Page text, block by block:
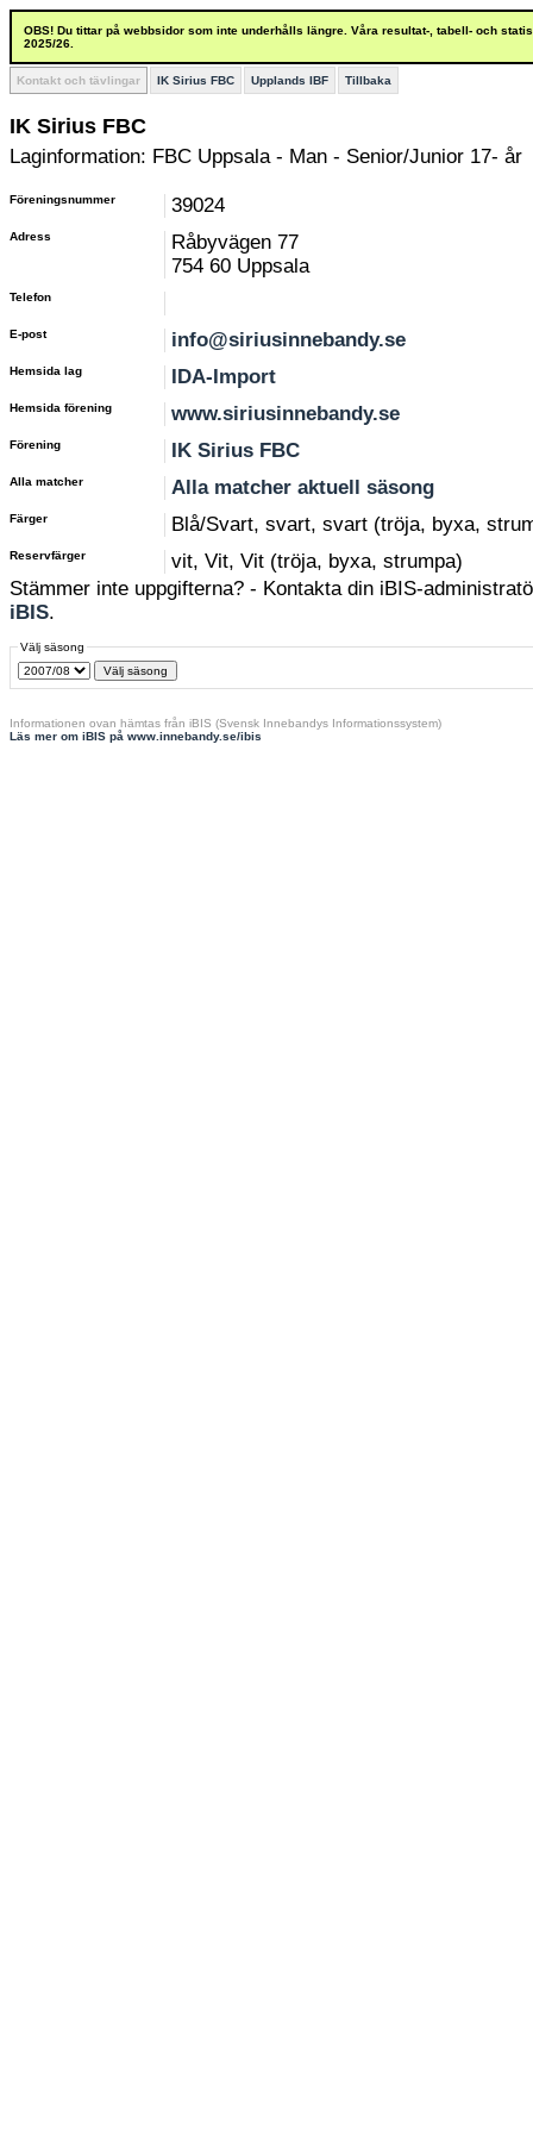
OBS! Du tittar på webbsidor som inte underhålls längre. Våra resultat-, tabell- och
2025/26.
Kontakt och tävlingar IK Sirius FBC Upplands IBF Tillbaka
IK Sirius FBC
Laginformation: FBC Uppsala - Man - Senior/Junior 17- år
Föreningsnummer 39024
Adress
Råbyvägen 77
754 60 Uppsala
Telefon
E-post info@siriusinnebandy.se
Hemsida lag IDA-Import
Hemsida förening www.siriusinnebandy.se
Förening IK Sirius FBC
Alla matcher Alla matcher aktuell säsong
Färger Blå/Svart, svart, svart (tröja, byxa,
Reservfärger
vit, Vit, Vit (tröja, byxa, strumpa)
Stämmer inte uppgifterna? - Kontakta din iBIS-
iBIS.
Välj säsong
Informationen ovan hämtas från iBIS (Svensk Innebandys Informationssystem)
Läs mer om iBIS på www.innebandy.se/ibis